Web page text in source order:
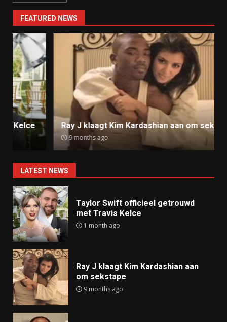
FEATURED NEWS
Ray J klaagt Kim Kardashian aan om sekstape
9 months ago
LATEST NEWS
Taylor Swift officieel getrouwd
met Travis Kelce
1 month ago
Ray J klaagt Kim Kardashian aan
om sekstape
9 months ago